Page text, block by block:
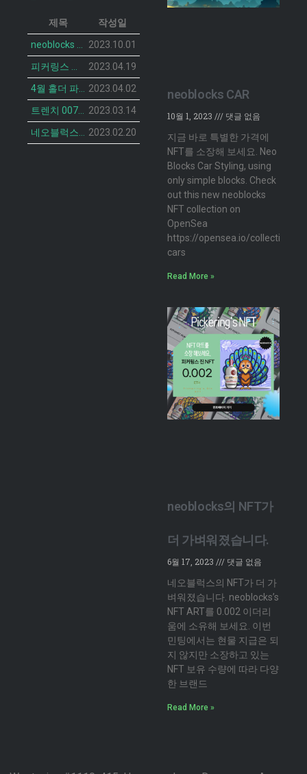
제목
작성일
2023.10.01
2023.04.19
2023.04.02
2023.03.14
2023.02.20
neoblocks CAR
10월 1, 2023
댓글 없음
지금 바로 특별한 가격에
NFT를 소장해 보세요. Neo
Blocks Car Styling, using
only simple blocks. Check
out this new neoblocks
NFT collection on
OpenSea
https://opensea.io/collection/
cars
Read More »
neoblocks의 NFT가
더 가벼워졌습니다.
6월 17, 2023
댓글 없음
네오블럭스의 NFT가 더 가
벼워졌습니다. neoblocks’s
NFT ART를 0.002 이더리
움에 소유해 보세요. 이번
민팅에서는 현물 지급은 되
지 않지만 소장하고 있는
NFT 보유 수량에 따라 다양
한 브랜드
Read More »